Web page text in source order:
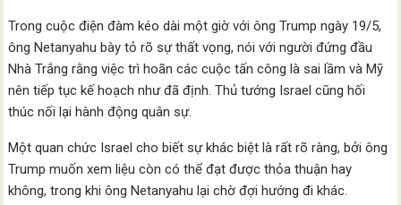
Trong cuộc điện đàm kéo dài một giờ với ông Trump ngày 19/5,
ông Netanyahu bày tỏ rõ sự thất vọng, nói với người đứng đầu
Nhà Trắng rằng việc trì hoãn các cuộc tấn công là sai lầm và Mỹ
nên tiếp tục kế hoạch như đã định. Thủ tướng Israel cũng hối
thúc nối lại hành động quân sự.
Một quan chức Israel cho biết sự khác biệt là rất rõ ràng, bởi ông
Trump muốn xem liệu còn có thể đạt được thỏa thuận hay
không, trong khi ông Netanyahu lại chờ đợi hướng đi khác.